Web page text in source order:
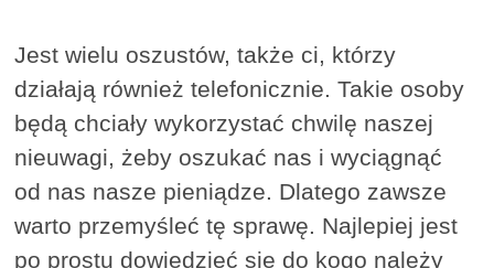
Jest wielu oszustów, także ci, którzy
działają również telefonicznie. Takie osoby
będą chciały wykorzystać chwilę naszej
nieuwagi, żeby oszukać nas i wyciągnąć
od nas nasze pieniądze. Dlatego zawsze
warto przemyśleć tę sprawę. Najlepiej jest
po prostu dowiedzieć się do kogo należy